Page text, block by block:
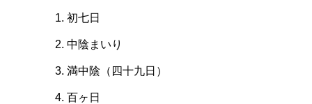
初七日
中陰まいり
満中陰（四十九日）
百ヶ日